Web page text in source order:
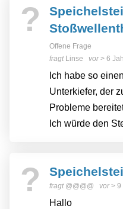
?
Offene Frage
fragt Linse vor> 6
Ich habe so
Unterkiefer, der
Probleme
Ich würde den
?
fragt @@@@ vor> 9
Hallo